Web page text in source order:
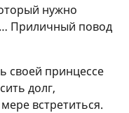
нужно
Приличный повод
своей принцессе
долг,
встретиться.